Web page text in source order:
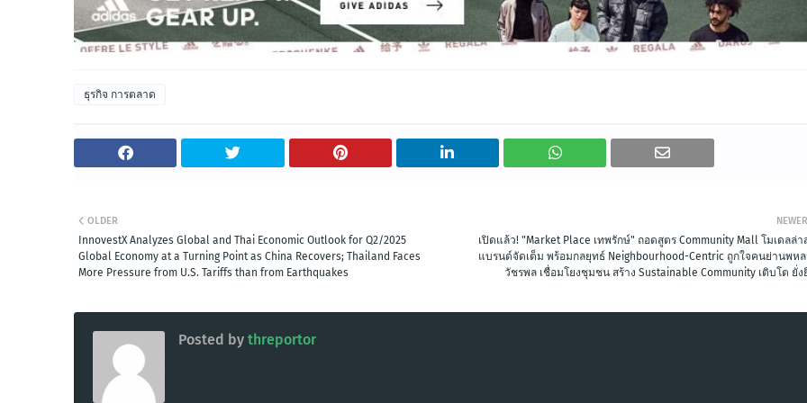
ธุรกิจ การตลาด
NEWER
เปิดแล้ว! "Market Place เทพรักษ์" ถอดสูตร Community Mall โมเดลล่า
แบรนด์จัดเต็ม พร้อมกลยุทธ์ Neighbourhood-Centric ถูกใจคนย่านพห
วัชรพล เชื่อมโยงชุมชน สร้าง Sustainable Community เติบโต ยั่ง
OLDER
InnovestX Analyzes Global and Thai Economic Outlook for Q2/2025
Global Economy at a Turning Point as China Recovers; Thailand Faces
More Pressure from U.S. Tariffs than from Earthquakes
Posted by threportor